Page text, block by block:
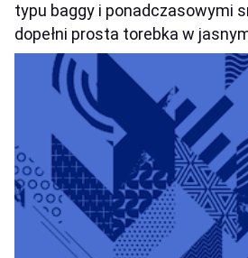
typu baggy i ponadczasowymi
dopełni prosta torebka w